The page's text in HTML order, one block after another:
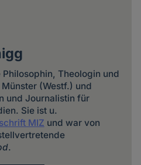
Theologin und
(Westf.) und
und Journalistin für
Sie ist u.
MIZ und war von
.